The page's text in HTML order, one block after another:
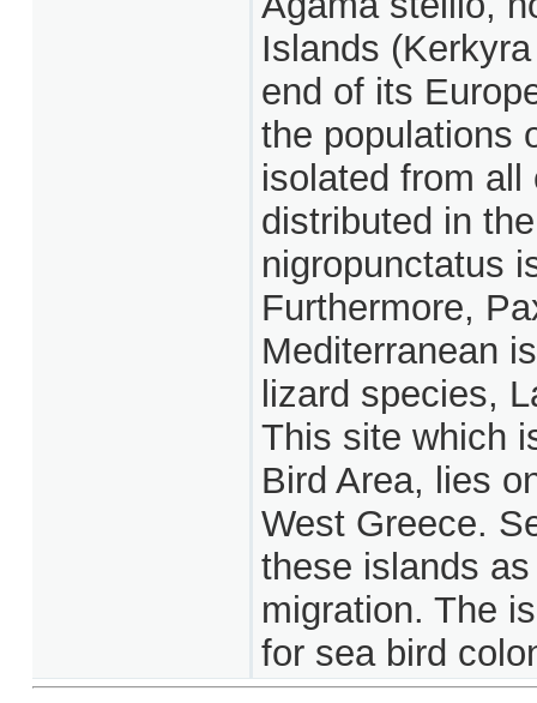
Islands
end of its
the populations
isolated from
distributed in
nigropunctatus
Furthermore,
Mediterranean
lizard species,
This site which
Bird Area, lies
West Greece.
these islands
migration. The
for sea bird